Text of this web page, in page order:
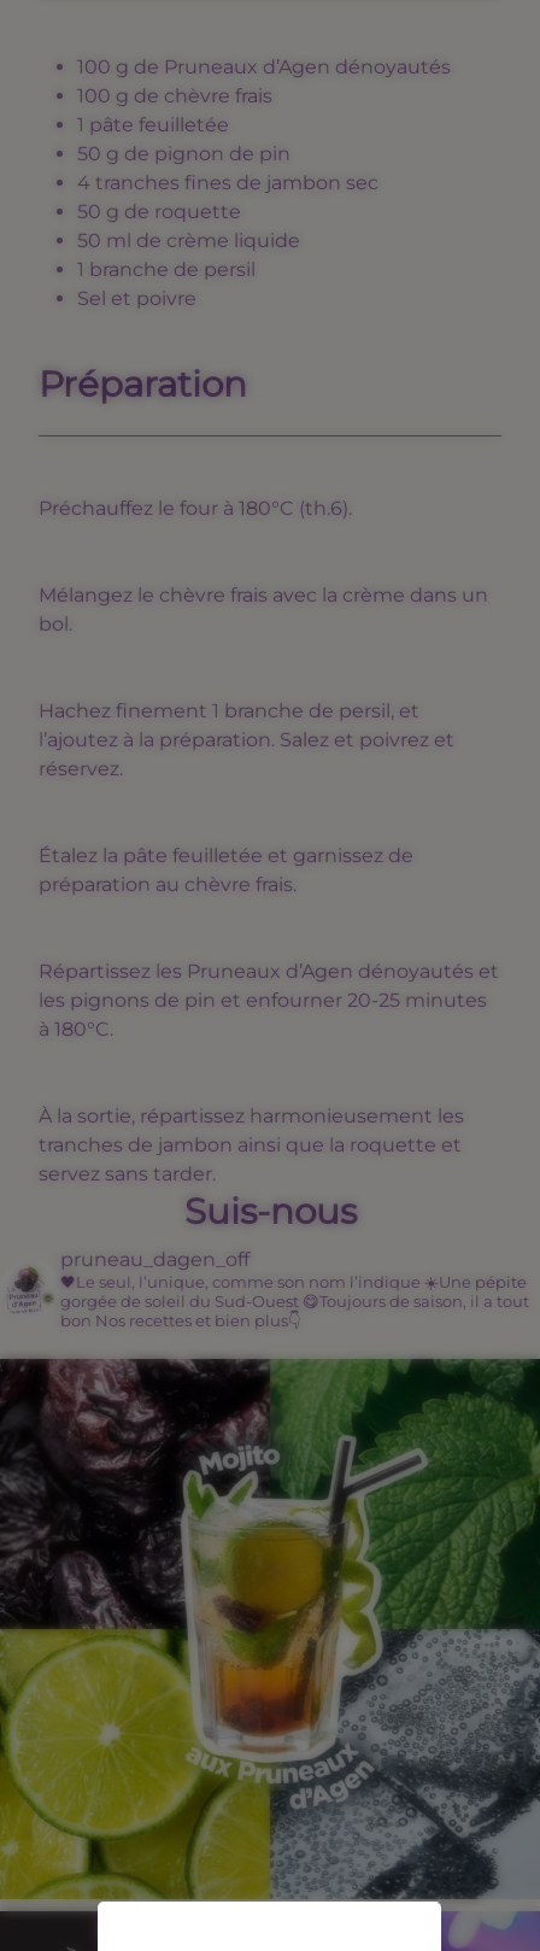
100 g de Pruneaux d’Agen dénoyautés
100 g de chèvre frais
1 pâte feuilletée
50 g de pignon de pin
4 tranches fines de jambon sec
50 g de roquette
50 ml de crème liquide
1 branche de persil
Sel et poivre
Préparation
Préchauffez le four à 180°C (th.6).
Mélangez le chèvre frais avec la crème dans un
bol.
Hachez finement 1 branche de persil, et
l’ajoutez à la préparation. Salez et poivrez et
réservez.
Étalez la pâte feuilletée et garnissez de
préparation au chèvre frais.
Répartissez les Pruneaux d’Agen dénoyautés et
les pignons de pin et enfourner 20-25 minutes
à 180°C.
À la sortie, répartissez harmonieusement les
tranches de jambon ainsi que la roquette et
servez sans tarder.
Suis-nous
pruneau_dagen_off
🖤Le seul, l’unique, comme son nom l’indique ☀️Une pépite
gorgée de soleil du Sud-Ouest 😋Toujours de saison, il a tout
bon Nos recettes et bien plus👇